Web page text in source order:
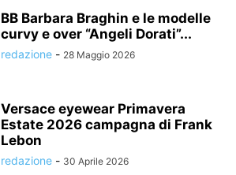
BB Barbara Braghin e le modelle
curvy e over “Angeli Dorati”...
redazione - 28 Maggio 2026
Versace eyewear Primavera
Estate 2026 campagna di Frank
Lebon
redazione - 30 Aprile 2026